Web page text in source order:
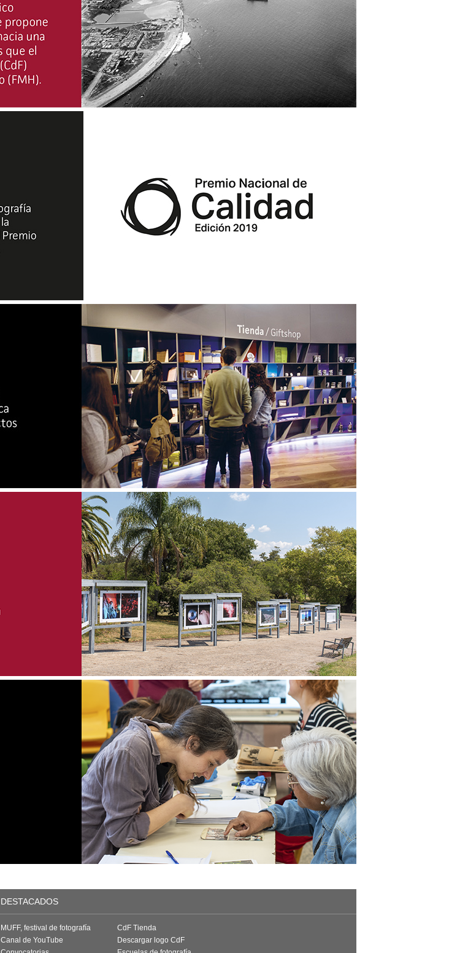
DESTACADOS
MUFF, festival de fotografía
Canal de YouTube
CdF Tienda
Descargar logo CdF